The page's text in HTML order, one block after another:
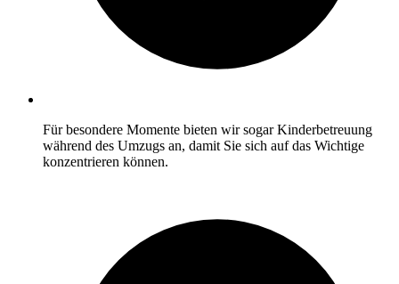
Für besondere Momente bieten wir sogar Kinderbetreuung
während des Umzugs an, damit Sie sich auf das Wichtige
konzentrieren können.